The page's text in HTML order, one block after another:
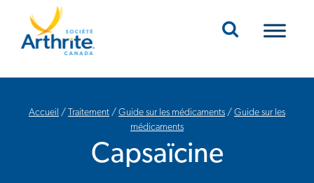
Mobile Navigation
Accueil / Traitement / Guide sur les médicaments / Guide sur les
médicaments
Capsaïcine